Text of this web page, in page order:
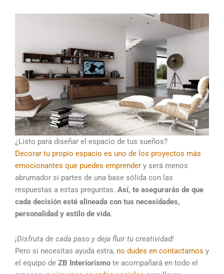
¿Listo para diseñar el espacio de tus sueños?
Decorar tu propio espacio es uno de los proyectos más
emocionantes que puedes emprender y será menos
abrumador si partes de una base sólida con las
respuestas a estas preguntas. Así, te asegurarás de que
cada decisión esté alineada con tus necesidades,
personalidad y estilo de vida.
¡Disfruta de cada paso y deja fluir tu creatividad!
Pero si necesitas ayuda extra, no dudes en contactarnos y
el equipo de ZB Interiorismo te acompañará en todo el